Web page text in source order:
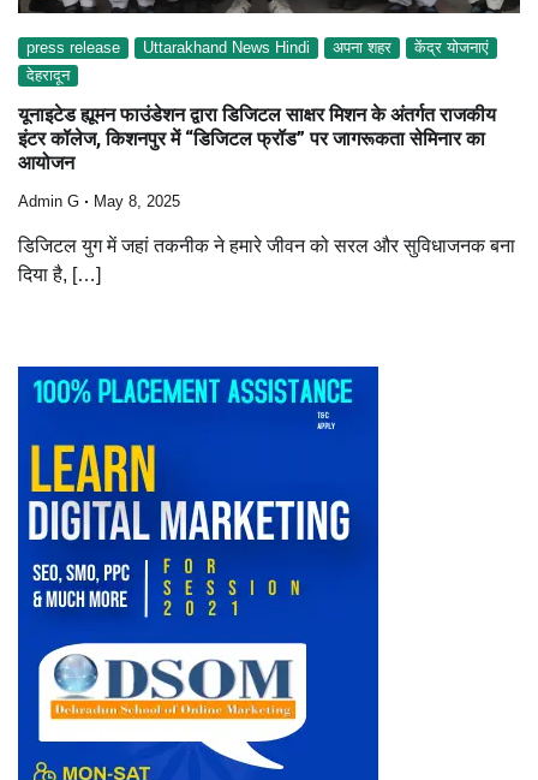
press release Uttarakhand News Hindi अपना शहर
केंद्र योजनाएं
देहरादून
यूनाइटेड ह्यूमन फाउंडेशन द्वारा डिजिटल साक्षर मिशन के अंतर्गत राजकीय
इंटर कॉलेज, किशनपुर में “डिजिटल फ्रॉड” पर जागरूकता सेमिनार का
आयोजन
Admin G May 8, 2025
डिजिटल युग में जहां तकनीक ने हमारे जीवन को सरल और सुविधाजनक बना
दिया है, […]